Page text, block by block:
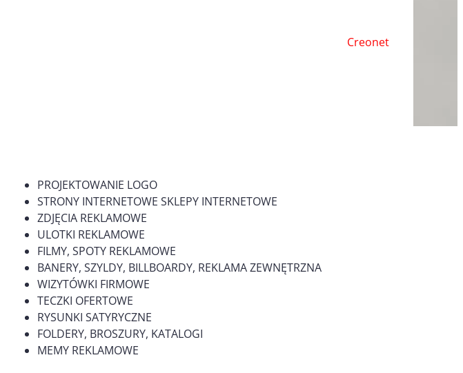
Creonet
PROJEKTOWANIE LOGO
STRONY INTERNETOWE SKLEPY INTERNETOWE
ZDJĘCIA REKLAMOWE
ULOTKI REKLAMOWE
FILMY, SPOTY REKLAMOWE
BANERY, SZYLDY, BILLBOARDY, REKLAMA ZEWNĘTRZNA
WIZYTÓWKI FIRMOWE
TECZKI OFERTOWE
RYSUNKI SATYRYCZNE
FOLDERY, BROSZURY, KATALOGI
MEMY REKLAMOWE